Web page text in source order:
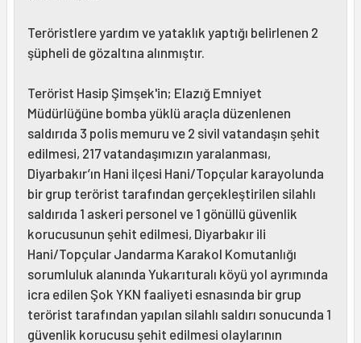
Teröristlere yardım ve yataklık yaptığı belirlenen 2
şüpheli de gözaltına alınmıştır.
Terörist Hasip Şimşek'in; Elazığ Emniyet
Müdürlüğüne bomba yüklü araçla düzenlenen
saldırıda 3 polis memuru ve 2 sivil vatandaşın şehit
edilmesi, 217 vatandaşımızın yaralanması,
Diyarbakır’ın Hani ilçesi Hani/Topçular karayolunda
bir grup terörist tarafından gerçekleştirilen silahlı
saldırıda 1 askeri personel ve 1 gönüllü güvenlik
korucusunun şehit edilmesi, Diyarbakır ili
Hani/Topçular Jandarma Karakol Komutanlığı
sorumluluk alanında Yukarıturalı köyü yol ayrımında
icra edilen Şok YKN faaliyeti esnasında bir grup
terörist tarafından yapılan silahlı saldırı sonucunda 1
güvenlik korucusu şehit edilmesi olaylarının